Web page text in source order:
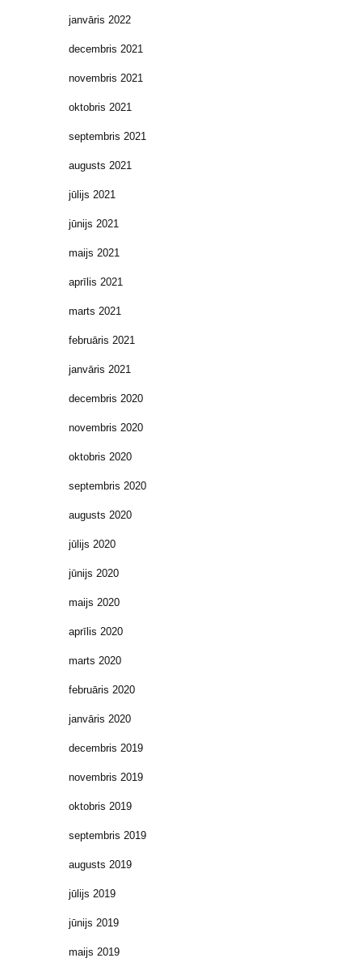
janvāris 2022
decembris 2021
novembris 2021
oktobris 2021
septembris 2021
augusts 2021
jūlijs 2021
jūnijs 2021
maijs 2021
aprīlis 2021
marts 2021
februāris 2021
janvāris 2021
decembris 2020
novembris 2020
oktobris 2020
septembris 2020
augusts 2020
jūlijs 2020
jūnijs 2020
maijs 2020
aprīlis 2020
marts 2020
februāris 2020
janvāris 2020
decembris 2019
novembris 2019
oktobris 2019
septembris 2019
augusts 2019
jūlijs 2019
jūnijs 2019
maijs 2019